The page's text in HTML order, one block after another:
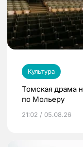
Культура
Томская драма
по Мольеру
21:02 / 05.08.26